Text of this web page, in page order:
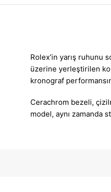
Rolex’in yarış ruhunu
üzerine yerleştirilen
kronograf
Cerachrom bezeli,
model, aynı zamanda